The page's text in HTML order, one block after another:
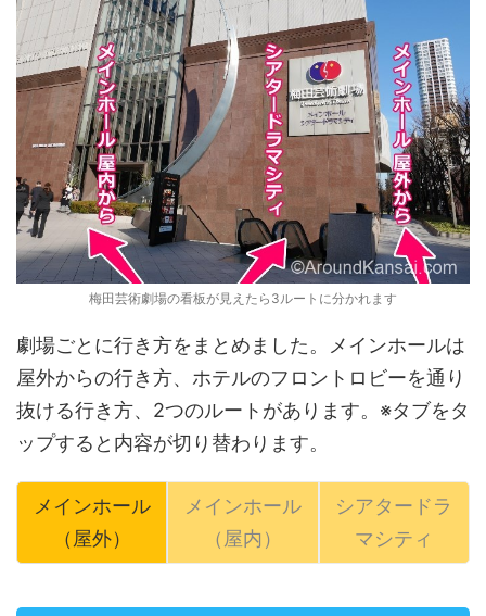
梅田芸術劇場の看板が見えたら3ルートに分かれます
劇場ごとに行き方をまとめました。メインホールは
屋外からの行き方、ホテルのフロントロビーを通り
抜ける行き方、2つのルートがあります。※タブをタ
ップすると内容が切り替わります。
メインホール
（屋外）
メインホール
（屋内）
シアタードラ
マシティ